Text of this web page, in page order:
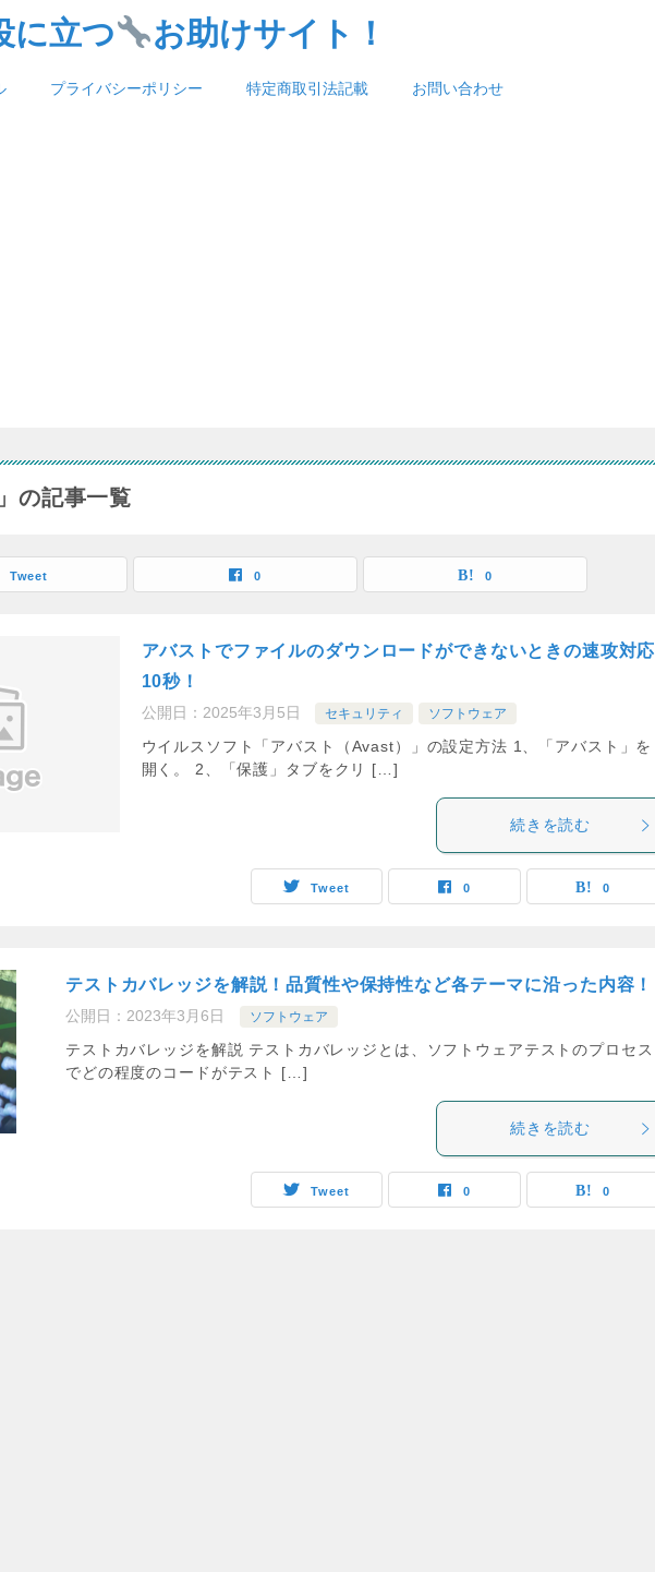
に立つ お助けサイト！
プライバシーポリシー 特定商取引法記載 お問い合わせ
の記事一覧
Tweet 0 0
アバストでファイルのダウンロードができないときの速攻対応
10秒！
公開日： 2025年3月5日 セキュリティ ソフトウェア
ウイルスソフト「アバスト（Avast）」の設定方法 1、「アバスト」を
開く。 2、「保護」タブをクリ […]
続きを読む
Tweet 0 0
テストカバレッジを解説！品質性や保持性など各テーマに沿った内容！
公開日： 2023年3月6日 ソフトウェア
テストカバレッジを解説 テストカバレッジとは、ソフトウェアテストのプロセス
でどの程度のコードがテスト […]
続きを読む
Tweet 0 0